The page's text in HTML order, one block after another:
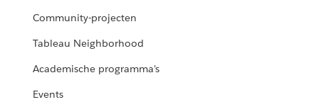
Community-projecten
Tableau Neighborhood
Academische programma's
Events